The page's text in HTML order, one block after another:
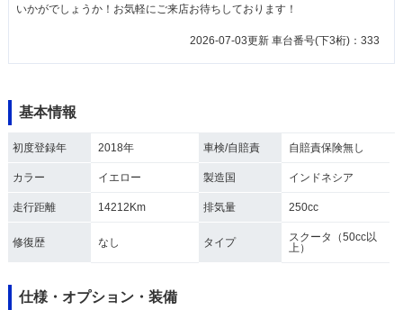
いかがでしょうか！お気軽にご来店お待ちしております！
2026-07-03更新 車台番号(下3桁)：333
基本情報
初度登録年 2018年 車検/自賠責 自賠責保険無し
カラー イエロー 製造国 インドネシア
走行距離 14212Km 排気量 250cc
修復歴 なし タイプ
スクータ（50cc以
上）
仕様・オプション・装備